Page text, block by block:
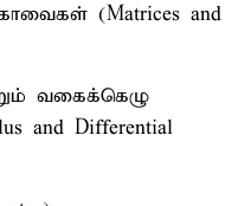
(Matrices and
வகைக்கெழு
and Differential